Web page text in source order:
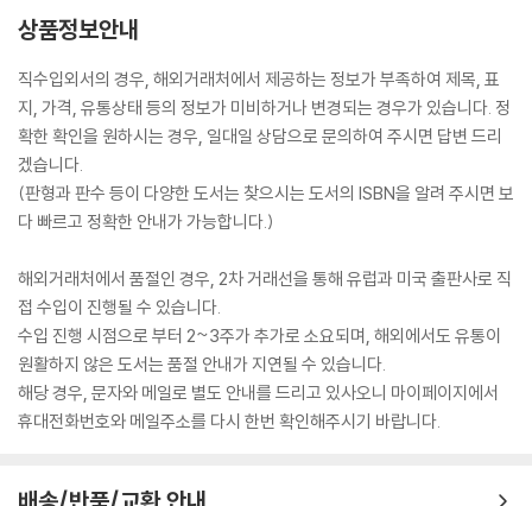
상품정보안내
직수입외서의 경우, 해외거래처에서 제공하는 정보가 부족하여 제목, 표
지, 가격, 유통상태 등의 정보가 미비하거나 변경되는 경우가 있습니다. 정
확한 확인을 원하시는 경우, 일대일 상담으로 문의하여 주시면 답변 드리
겠습니다.
(판형과 판수 등이 다양한 도서는 찾으시는 도서의 ISBN을 알려 주시면 보
다 빠르고 정확한 안내가 가능합니다.)
해외거래처에서 품절인 경우, 2차 거래선을 통해 유럽과 미국 출판사로 직
접 수입이 진행될 수 있습니다.
수입 진행 시점으로 부터 2~3주가 추가로 소요되며, 해외에서도 유통이
원활하지 않은 도서는 품절 안내가 지연될 수 있습니다.
해당 경우, 문자와 메일로 별도 안내를 드리고 있사오니 마이페이지에서
휴대전화번호와 메일주소를 다시 한번 확인해주시기 바랍니다.